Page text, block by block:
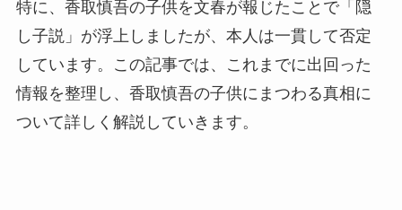
特に、香取慎吾の子供を文春が報じたことで「隠
し子説」が浮上しましたが、本人は一貫して否定
しています。この記事では、これまでに出回った
情報を整理し、香取慎吾の子供にまつわる真相に
ついて詳しく解説していきます。